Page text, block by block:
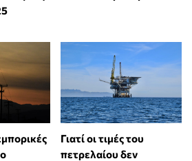
Γιατί οι τιμές του
πετρελαίου δεν